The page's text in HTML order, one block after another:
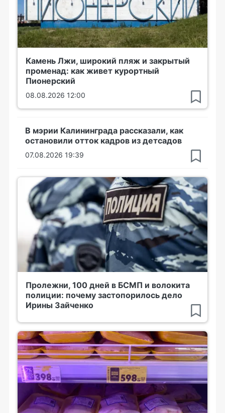
Камень Лжи, широкий пляж и закрытый
променад: как живет курортный
Пионерский
08.08.2026 12:00
В мэрии Калининграда рассказали, как
остановили отток кадров из детсадов
07.08.2026 19:39
Пролежни, 100 дней в БСМП и волокита
полиции: почему застопорилось дело
Ирины Зайченко